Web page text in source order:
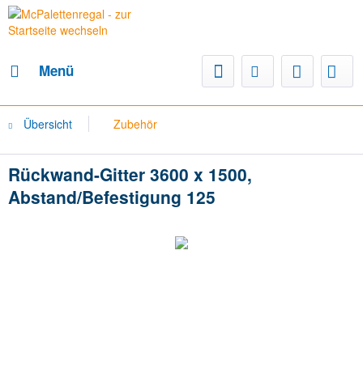
Menü
Übersicht Zubehör
Rückwand-Gitter 3600 x 1500,
Abstand/Befestigung 125